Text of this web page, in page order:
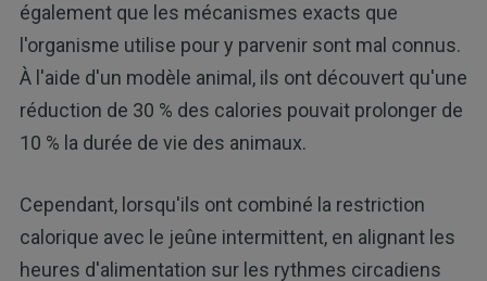
également que les mécanismes exacts que
l'organisme utilise pour y parvenir sont mal connus.
À l'aide d'un modèle animal, ils ont découvert qu'une
réduction de 30 % des calories pouvait prolonger de
10 % la durée de vie des animaux.
Cependant, lorsqu'ils ont combiné la restriction
calorique avec le jeûne intermittent, en alignant les
heures d'alimentation sur les rythmes circadiens